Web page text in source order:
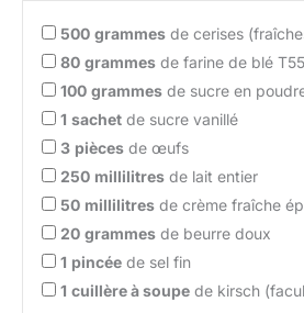
500 grammes de cerises
80 grammes de farine de blé T55
100 grammes de sucre en
1 sachet de sucre vanillé
3 pièces de œufs
250 millilitres de lait entier
50 millilitres de crème fraîche
20 grammes de beurre doux
1 pincée de sel fin
1 cuillère à soupe de kirsch